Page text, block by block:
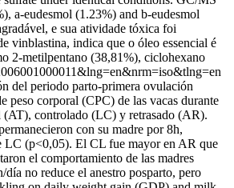
a-eudesmol (1.23%) and b-eudesmol
e sua atividade tóxica foi
vinblastina, indica que o óleo essencial é
2-metilpentano (38,81%), ciclohexano
del periodo parto-primera ovulación
corporal (CPC) de las vacas durante
(AT), controlado (LC) y retrasado (AR).
con su madre por 8h,
LC (p<0,05). El CL fue mayor en AR que
el comportamiento de las madres
no reduce el anestro posparto, pero